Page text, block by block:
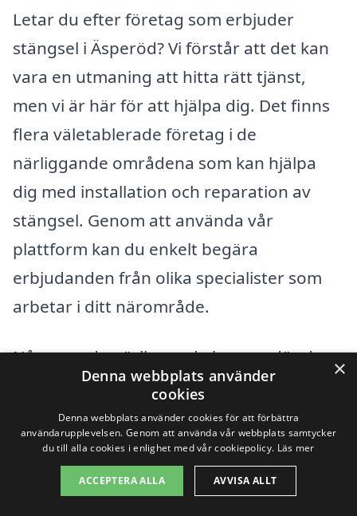
Letar du efter företag som erbjuder
stängsel i Äsperöd? Vi förstår att det kan
vara en utmaning att hitta rätt tjänst,
men vi är här för att hjälpa dig. Det finns
flera väletablerade företag i de
närliggande områdena som kan hjälpa
dig med installation och reparation av
stängsel. Genom att använda vår
plattform kan du enkelt begära
erbjudanden från olika specialister som
arbetar i ditt närområde.
Några av de närliggande byarna där du
kan hitta professionella stängeltjänster
inkluderar:
Sjöbo
×
Denna webbplats använder
cookies
Denna webbplats använder cookies för att förbättra
användarupplevelsen. Genom att använda vår webbplats samtycker
du till alla cookies i enlighet med vår cookiepolicy. Läs mer
ACCEPTERA ALLA AVVISA ALLT